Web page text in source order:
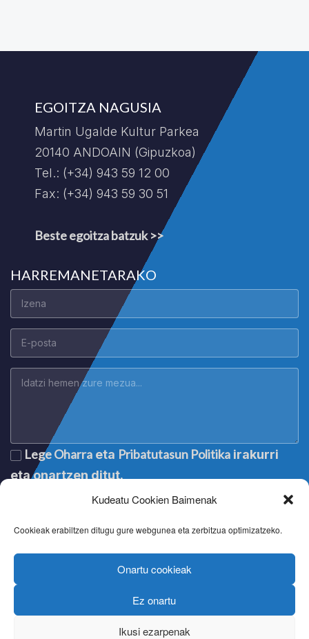
Kudeatu Cookien Baimenak
Cookieak erabiltzen ditugu gure webgunea eta zerbitzua optimizatzeko.
Onartu cookieak
Ez onartu
Ikusi ezarpenak
EGOITZA NAGUSIA
Martin Ugalde Kultur Parkea
20140 ANDOAIN (Gipuzkoa)
Tel.: (+34) 943 59 12 00
Fax: (+34) 943 59 30 51
Beste egoitza batzuk >>
HARREMANETARAKO
Lege Oharra eta Pribatutasun Politika irakurri
eta onartzen ditut.
confidentialité|Privacy policy